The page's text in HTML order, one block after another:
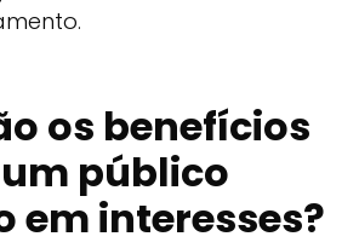
os benefícios
público
em interesses?